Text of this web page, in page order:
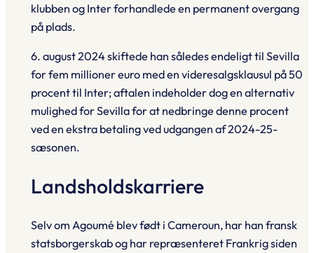
klubben og Inter forhandlede en permanent overgang
på plads.
6. august 2024 skiftede han således endeligt til Sevilla
for fem millioner euro med en videresalgsklausul på 50
procent til Inter; aftalen indeholder dog en alternativ
mulighed for Sevilla for at nedbringe denne procent
ved en ekstra betaling ved udgangen af 2024-25-
sæsonen.
Landsholdskarriere
Selv om Agoumé blev født i Cameroun, har han fransk
statsborgerskab og har repræsenteret Frankrig siden